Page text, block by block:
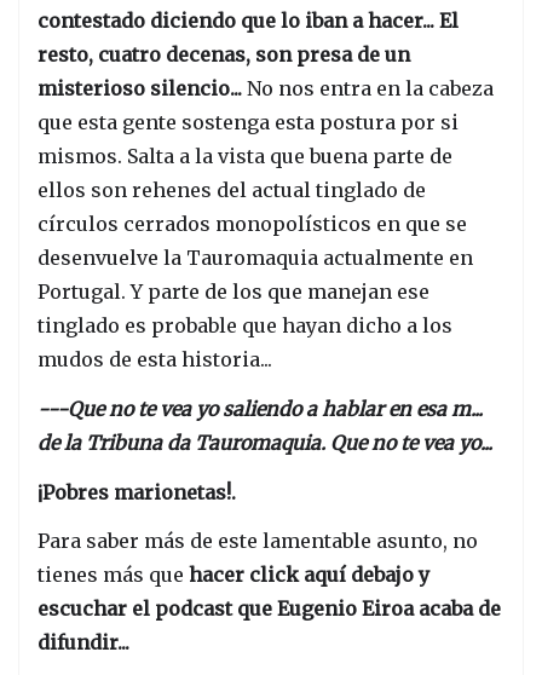
contestado diciendo que lo iban a hacer... El
resto, cuatro decenas, son presa de un
misterioso silencio... No nos entra en la cabeza
que esta gente sostenga esta postura por si
mismos. Salta a la vista que buena parte de
ellos son rehenes del actual tinglado de
círculos cerrados monopolísticos en que se
desenvuelve la Tauromaquia actualmente en
Portugal. Y parte de los que manejan ese
tinglado es probable que hayan dicho a los
mudos de esta historia...
---Que no te vea yo saliendo a hablar en esa m...
de la Tribuna da Tauromaquia. Que no te vea yo...
¡Pobres marionetas!.
Para saber más de este lamentable asunto, no
tienes más que hacer click aquí debajo y
escuchar el podcast que Eugenio Eiroa acaba de
difundir...